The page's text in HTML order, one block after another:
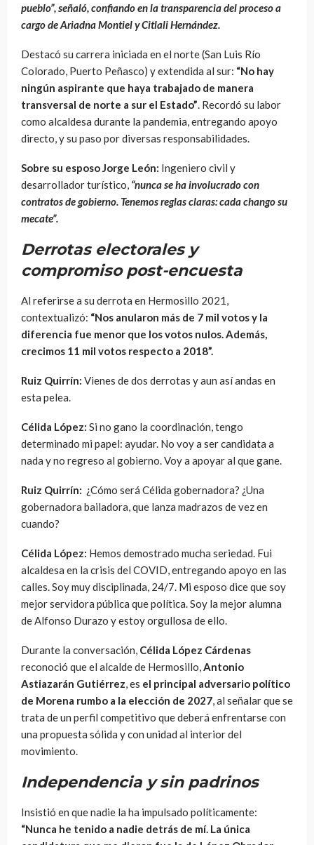
pueblo”, señaló, confiando en la transparencia del proceso a
cargo de Ariadna Montiel y Citlali Hernández.
Destacó su carrera iniciada en el norte (San Luis Río
Colorado, Puerto Peñasco) y extendida al sur: “No hay
ningún aspirante que haya trabajado de manera
transversal de norte a sur el Estado”. Recordó su labor
como alcaldesa durante la pandemia, entregando apoyo
directo, y su paso por diversas responsabilidades.
Sobre su esposo Jorge León: Ingeniero civil y
desarrollador turístico, “nunca se ha involucrado con
contratos de gobierno. Tenemos reglas claras: cada chango su
mecate”.
Derrotas electorales y
compromiso post-encuesta
Al referirse a su derrota en Hermosillo 2021,
contextualizó: “Nos anularon más de 7 mil votos y la
diferencia fue menor que los votos nulos. Además,
crecimos 11 mil votos respecto a 2018”.
Ruiz Quirrín: Vienes de dos derrotas y aun así andas en
esta pelea.
Célida López: Si no gano la coordinación, tengo
determinado mi papel: ayudar. No voy a ser candidata a
nada y no regreso al gobierno. Voy a apoyar al que gane.
Ruiz Quirrín: ¿Cómo será Célida gobernadora? ¿Una
gobernadora bailadora, que lanza madrazos de vez en
cuando?
Célida López: Hemos demostrado mucha seriedad. Fui
alcaldesa en la crisis del COVID, entregando apoyo en las
calles. Soy muy disciplinada, 24/7. Mi esposo dice que soy
mejor servidora pública que política. Soy la mejor alumna
de Alfonso Durazo y estoy orgullosa de ello.
Durante la conversación, Célida López Cárdenas
reconoció que el alcalde de Hermosillo,Antonio
Astiazarán Gutiérrez, es el principal adversario político
de Morena rumbo a la elección de 2027, al señalar que se
trata de un perfil competitivo que deberá enfrentarse con
una propuesta sólida y con unidad al interior del
movimiento.
Independencia y sin padrinos
Insistió en que nadie la ha impulsado políticamente:
“Nunca he tenido a nadie detrás de mí. La única